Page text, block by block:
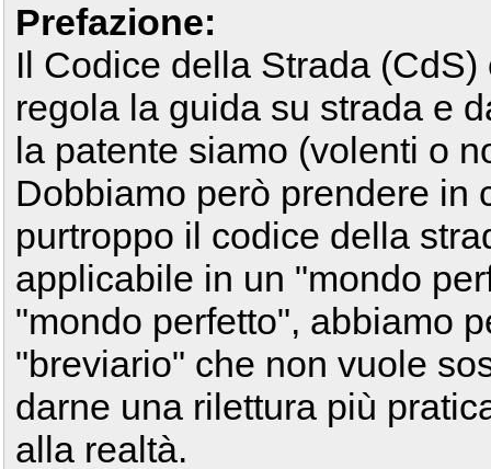
Prefazione:
Il Codice della Strada
regola la guida su strada e
la patente siamo (volenti o
Dobbiamo però prendere in
purtroppo il codice della
applicabile in un "mondo
"mondo perfetto", abbiamo
"breviario" che non vuole
darne una rilettura più
alla realtà.